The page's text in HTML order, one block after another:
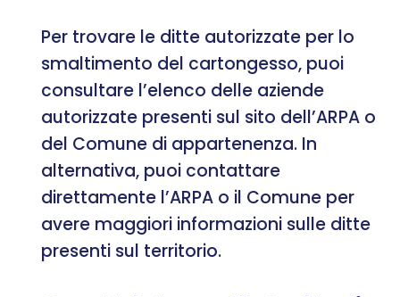
Per trovare le ditte autorizzate per lo
smaltimento del cartongesso, puoi
consultare l’elenco delle aziende
autorizzate presenti sul sito dell’ARPA o
del Comune di appartenenza. In
alternativa, puoi contattare
direttamente l’ARPA o il Comune per
avere maggiori informazioni sulle ditte
presenti sul territorio.